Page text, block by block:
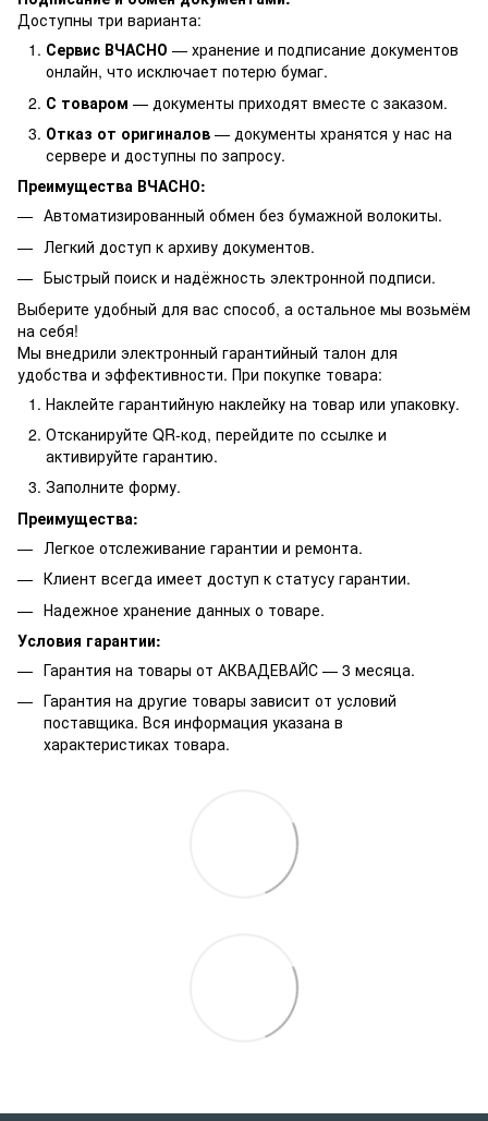
Доступны три варианта:
Сервис ВЧАСНО — хранение и подписание документов
онлайн, что исключает потерю бумаг.
С товаром — документы приходят вместе с заказом.
Отказ от оригиналов — документы хранятся у нас на
сервере и доступны по запросу.
Преимущества ВЧАСНО:
Автоматизированный обмен без бумажной волокиты.
Легкий доступ к архиву документов.
Быстрый поиск и надёжность электронной подписи.
Выберите удобный для вас способ, а остальное мы возьмём
на себя!
Мы внедрили электронный гарантийный талон для
удобства и эффективности. При покупке товара:
Наклейте гарантийную наклейку на товар или упаковку.
Отсканируйте QR-код, перейдите по ссылке и
активируйте гарантию.
Заполните форму.
Преимущества:
Легкое отслеживание гарантии и ремонта.
Клиент всегда имеет доступ к статусу гарантии.
Надежное хранение данных о товаре.
Условия гарантии:
Гарантия на товары от АКВАДЕВАЙС — 3 месяца.
Гарантия на другие товары зависит от условий
поставщика. Вся информация указана в
характеристиках товара.